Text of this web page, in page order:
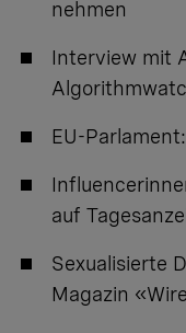
nehmen
Interview mit
EU-Parlament:
auf
Sexualisierte
Magazin